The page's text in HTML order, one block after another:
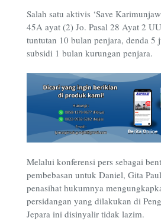
Salah satu aktivis ‘Save
45A ayat (2) Jo. Pasal 28 Ayat 2
tuntutan 10 bulan penjara, denda 5
subsidi 1 bulan kurungan penjara.
Melalui konferensi pers sebagai
pembebasan untuk Daniel, Gita
penasihat hukumnya
persidangan yang dilakukan di
Jepara ini disinyalir tidak lazim.